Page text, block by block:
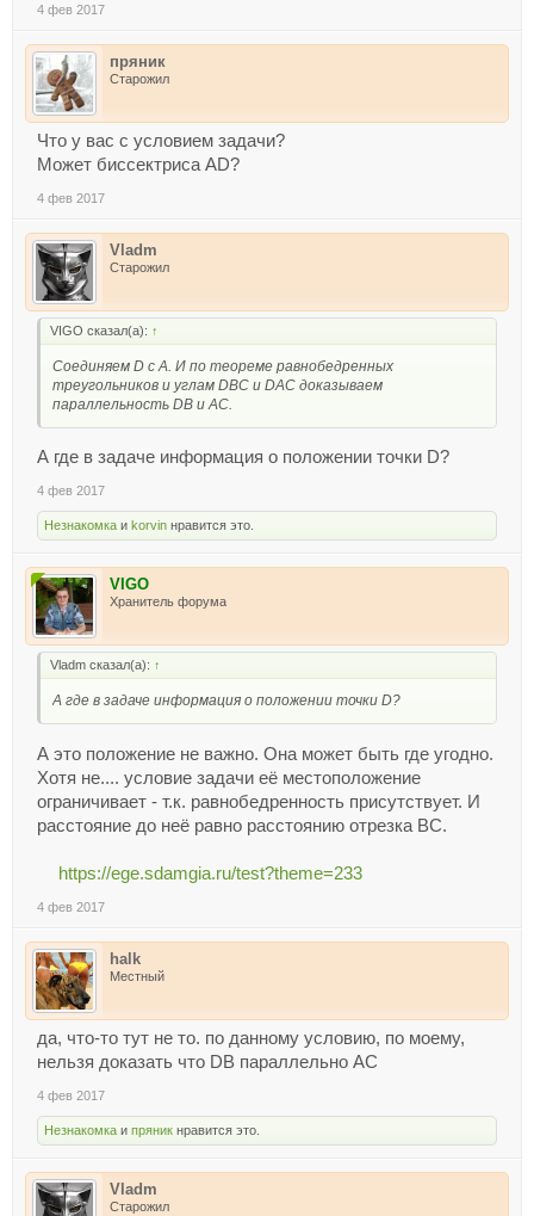
4 фев 2017
пряник
Старожил
Что у вас с условием задачи?
Может биссектриса AD?
4 фев 2017
Vladm
Старожил
VIGO сказал(а): ↑
Соединяем D с А. И по теореме равнобедренных
треугольников и углам DBC и DAC доказываем
параллельность DB и AC.
А где в задаче информация о положении точки D?
4 фев 2017
Незнакомка и korvin нравится это.
VIGO
Хранитель форума
Vladm сказал(а): ↑
А где в задаче информация о положении точки D?
А это положение не важно. Она может быть где угодно.
Хотя не.... условие задачи её местоположение
ограничивает - т.к. равнобедренность присутствует. И
расстояние до неё равно расстоянию отрезка BС.
https://ege.sdamgia.ru/test?theme=233
4 фев 2017
halk
Местный
да, что-то тут не то. по данному условию, по моему,
нельзя доказать что DB параллельно АC
4 фев 2017
Незнакомка и пряник нравится это.
Vladm
Старожил